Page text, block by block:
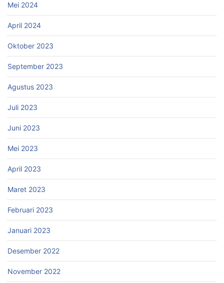
Mei 2024
April 2024
Oktober 2023
September 2023
Agustus 2023
Juli 2023
Juni 2023
Mei 2023
April 2023
Maret 2023
Februari 2023
Januari 2023
Desember 2022
November 2022